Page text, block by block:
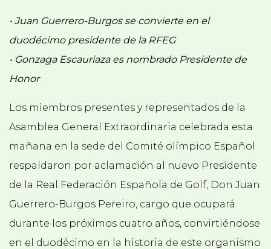
• Juan Guerrero-Burgos se convierte en el
duodécimo presidente de la RFEG
• Gonzaga Escauriaza es nombrado Presidente de
Honor
Los miembros presentes y representados de la
Asamblea General Extraordinaria celebrada esta
mañana en la sede del Comité olímpico Español
respaldaron por aclamación al nuevo Presidente
de la Real Federación Española de Golf, Don Juan
Guerrero-Burgos Pereiro, cargo que ocupará
durante los próximos cuatro años, convirtiéndose
en el duodécimo en la historia de este organismo